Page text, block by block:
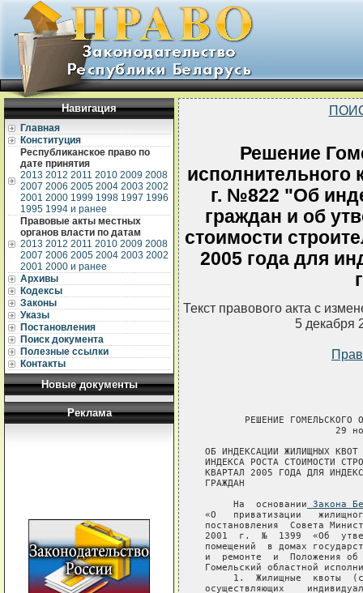
Навигация
Главная
Конституция
Республиканское право по
дате принятия
2013 2012 2011 2010 2009 2008
2007 2006 2005 2004 2003 2002
2001 2000 1999 1998 1997 1996
1995 1994 и ранее
Правовые акты местных
органов власти по датам
2013 2012 2011 2010 2009 2008
2007 2006 2005 2004 2003 2002
2001 2000 и ранее
Архивы
Кодексы
Законы
Указы
Постановления
Поиск документа
Полезные ссылки
Контакты
Новые документы
Реклама
Решение
исполнительного
г. №822 "Об
граждан и об
стоимости
2005 года для
Текст правового акта с
5 декабря
РЕШЕНИЕ ГОМЕЛЬСКОГО
29
ОБ ИНДЕКСАЦИИ ЖИЛИЩНЫХ
ИНДЕКСА РОСТА СТОИМОСТИ
КВАРТАЛ 2005 ГОДА ДЛЯ
ГРАЖДАН
     На  основании
Закона
«О   приватизации
постановления  Совета
2001  г.  №  1399  «Об
помещений  в домах
и  ремонте  и  Положения об
Гомельский областной
1.  Жилищные  квоты
осуществляющих